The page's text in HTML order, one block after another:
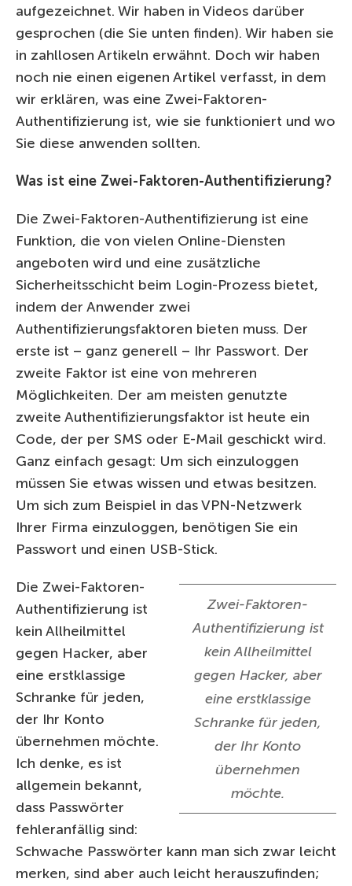
aufgezeichnet. Wir haben in Videos darüber
gesprochen (die Sie unten finden). Wir haben sie
in zahllosen Artikeln erwähnt. Doch wir haben
noch nie einen eigenen Artikel verfasst, in dem
wir erklären, was eine Zwei-Faktoren-
Authentifizierung ist, wie sie funktioniert und wo
Sie diese anwenden sollten.
Was ist eine Zwei-Faktoren-Authentifizierung?
Die Zwei-Faktoren-Authentifizierung ist eine
Funktion, die von vielen Online-Diensten
angeboten wird und eine zusätzliche
Sicherheitsschicht beim Login-Prozess bietet,
indem der Anwender zwei
Authentifizierungsfaktoren bieten muss. Der
erste ist – ganz generell – Ihr Passwort. Der
zweite Faktor ist eine von mehreren
Möglichkeiten. Der am meisten genutzte
zweite Authentifizierungsfaktor ist heute ein
Code, der per SMS oder E-Mail geschickt wird.
Ganz einfach gesagt: Um sich einzuloggen
müssen Sie etwas wissen und etwas besitzen.
Um sich zum Beispiel in das VPN-Netzwerk
Ihrer Firma einzuloggen, benötigen Sie ein
Passwort und einen USB-Stick.
Zwei-Faktoren-
Authentifizierung ist
kein Allheilmittel
gegen Hacker, aber
eine erstklassige
Schranke für jeden,
der Ihr Konto
übernehmen
möchte.
Die Zwei-Faktoren-
Authentifizierung ist
kein Allheilmittel
gegen Hacker, aber
eine erstklassige
Schranke für jeden,
der Ihr Konto
übernehmen möchte.
Ich denke, es ist
allgemein bekannt,
dass Passwörter
fehleranfällig sind:
Schwache Passwörter kann man sich zwar leicht
merken, sind aber auch leicht herauszufinden;